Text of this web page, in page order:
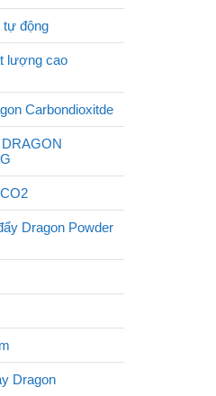
tự động
lượng cao
Carbondioxitde
Dragon Powder
Dragon